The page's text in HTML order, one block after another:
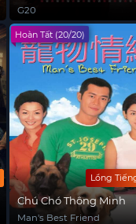
G20
Lồng
Hoàn Tất (20/20)
Chú Chó Thông Minh
Man's Best Friend